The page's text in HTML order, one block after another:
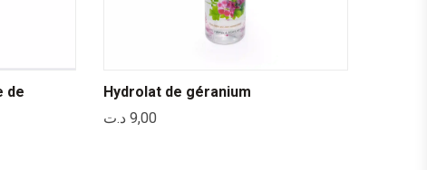
de
Hydrolat de géranium
9,00 د.ت